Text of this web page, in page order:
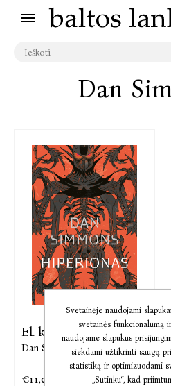
Dan
El. knyga Hiperionas
Dan Simmons
€11,03
Svetainėje naudojami
svetainės funkcionalumą
naudojame slapukus
siekdami užtikrinti saugų
statistiką ir optimizuodami
„Sutinku“, kad